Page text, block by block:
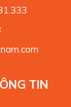
TIN